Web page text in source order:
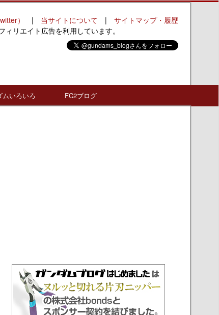
） | 当サイトについて | サイトマップ・履歴
ィリエイト広告を利用しています。
ムいろいろ FC2ブログ